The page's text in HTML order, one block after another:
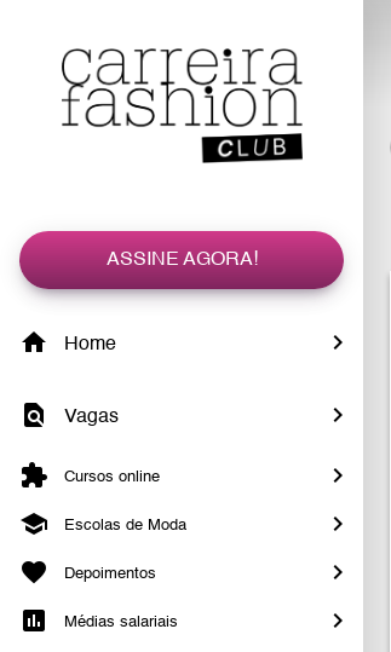
ASSINE AGORA!
Home
Vagas
Cursos online
Escolas de Moda
Depoimentos
Médias salariais